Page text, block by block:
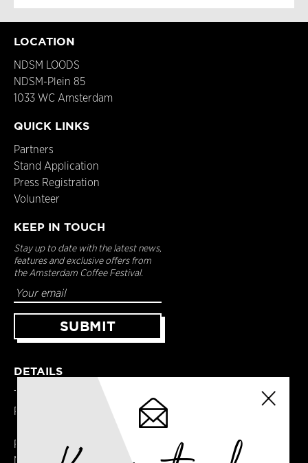
LOCATION
NDSM LOODS
NDSM-Plein 85
1033 WC Amsterdam
QUICK LINKS
Partners
Stand Application
Press Registration
Volunteer
KEEP IN TOUCH
Stay up to date with the latest news,
features and exclusive offers from
the Amsterdam Coffee Festival.
DETAILS
Terms & Conditions
Privacy Policy
Registered in England